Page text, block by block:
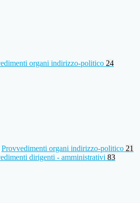
organi indirizzo-politico 24
Provvedimenti organi indirizzo-politico 21
dirigenti - amministrativi 83